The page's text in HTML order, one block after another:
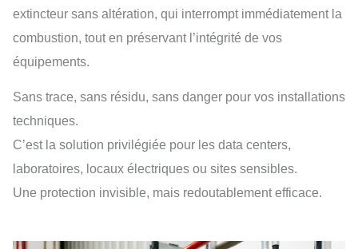
extincteur sans altération, qui interrompt immédiatement la
combustion, tout en préservant l’intégrité de vos
équipements.
Sans trace, sans résidu, sans danger pour vos installations
techniques.
C’est la solution privilégiée pour les data centers,
laboratoires, locaux électriques ou sites sensibles.
Une protection invisible, mais redoutablement efficace.